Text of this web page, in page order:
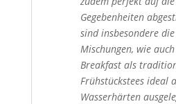
Gegebenheiten
sind insbesondere
Mischungen, wie
Breakfast als
Frühstückstees ideal
Wasserhärten